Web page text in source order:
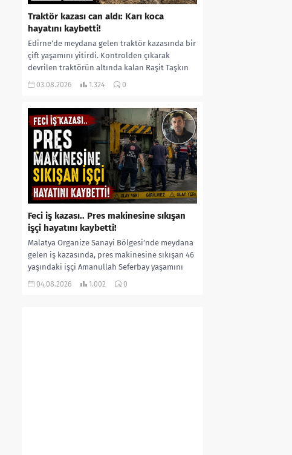
Traktör kazası can aldı: Karı koca
hayatını kaybetti!
Edirne’de meydana gelen traktör kazasında bir
çift yaşamını yitirdi. Kontrolden çıkarak
devrilen traktörün altında kalan Raşit Taşkın
ile eşi Fatma...
03.08.2026 1.324 0
Feci iş kazası.. Pres makinesine sıkışan
işçi hayatını kaybetti!
Malatya Organize Sanayi Bölgesi’nde meydana
gelen iş kazasında, pres makinesine sıkışan 46
yaşındaki işçi Amanullah Seferbay yaşamını
yitirdi. Olayla ilgili...
04.08.2026 1.002 0